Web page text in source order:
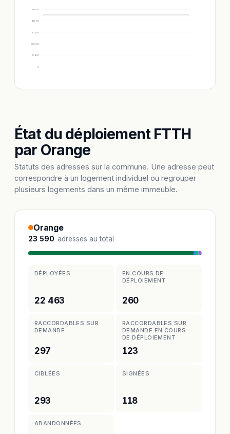
0
10 400
20 800
31 200
41 600
52 000
État du déploiement FTTH
par Orange
Statuts des adresses sur la commune. Une adresse peut
correspondre à un logement individuel ou regrouper
plusieurs logements dans un même immeuble.
Orange
23 590 adresses au total
DÉPLOYÉES
22 463
EN COURS DE
DÉPLOIEMENT
260
RACCORDABLES SUR
DEMANDE
297
RACCORDABLES SUR
DEMANDE EN COURS
DE DÉPLOIEMENT
123
CIBLÉES
293
SIGNÉES
118
ABANDONNÉES